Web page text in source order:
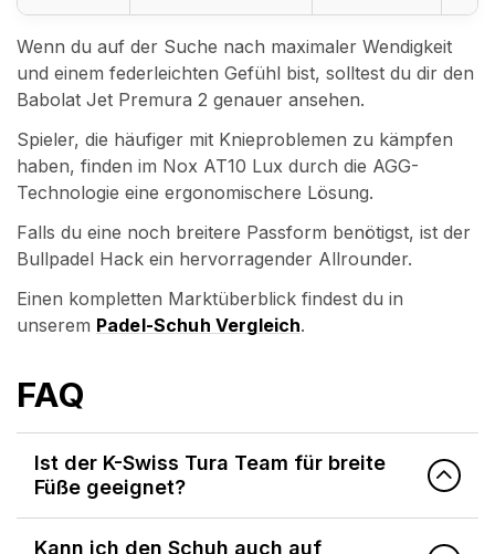
Wenn du auf der Suche nach maximaler Wendigkeit
und einem federleichten Gefühl bist, solltest du dir den
Babolat Jet Premura 2 genauer ansehen.
Spieler, die häufiger mit Knieproblemen zu kämpfen
haben, finden im Nox AT10 Lux durch die AGG-
Technologie eine ergonomischere Lösung.
Falls du eine noch breitere Passform benötigst, ist der
Bullpadel Hack ein hervorragender Allrounder.
Einen kompletten Marktüberblick findest du in
unserem Padel-Schuh Vergleich.
FAQ
Ist der K-Swiss Tura Team für breite
Füße geeignet?
Kann ich den Schuh auch auf